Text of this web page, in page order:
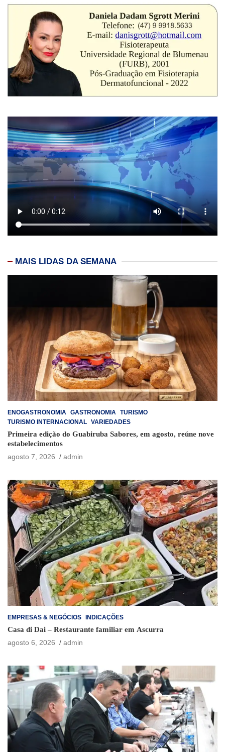
MAIS LIDAS DA SEMANA
ENOGASTRONOMIA GASTRONOMIA
TURISMO
TURISMO INTERNACIONAL VARIEDADES
Primeira edição do Guabiruba Sabores, em agosto, reúne nove
estabelecimentos
agosto 7, 2026
admin
EMPRESAS & NEGÓCIOS INDICAÇÕES
Casa di Dai – Restaurante familiar em Ascurra
agosto 6, 2026
admin